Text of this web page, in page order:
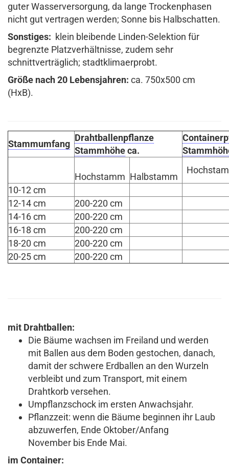
guter Wasserversorgung, da lange Trockenphasen
nicht gut vertragen werden; Sonne bis Halbschatten.
Sonstiges: klein bleibende Linden-Selektion für
begrenzte Platzverhältnisse, zudem sehr
schnittverträglich; stadtklimaerprobt.
Größe nach 20 Lebensjahren: ca. 750x500 cm
(HxB).
Stammumfang
Drahtballenpflanze
Stammhöheca.
Hochstamm Halbstamm
10-12 cm
12-14 cm
200-220 cm
14-16 cm
200-220 cm
16-18 cm
200-220 cm
18-20 cm
200-220 cm
20-25 cm
200-220 cm
mit Drahtballen:
Die Bäume wachsen im Freiland und werden
mit Ballen aus dem Boden gestochen, danach,
damit der schwere Erdballen an den Wurzeln
verbleibt und zum Transport, mit einem
Drahtkorb versehen.
Umpflanzschock im ersten Anwachsjahr.
Pflanzzeit: wenn die Bäume beginnen ihr Laub
abzuwerfen, Ende Oktober/Anfang
November bis Ende Mai.
im Container: